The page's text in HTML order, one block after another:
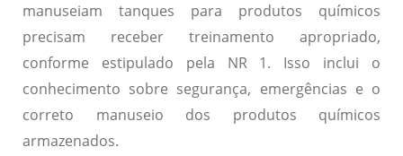
manuseiam tanques para produtos químicos
precisam receber treinamento apropriado,
conforme estipulado pela NR 1. Isso inclui o
conhecimento sobre segurança, emergências e o
correto manuseio dos produtos químicos
armazenados.